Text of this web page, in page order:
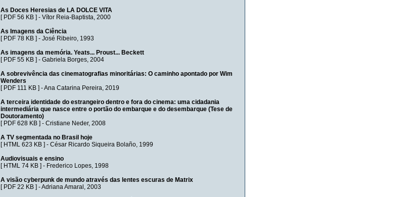
As Doces Heresias de LA DOLCE VITA
[ PDF 56 KB] - Vítor Reia-Baptista, 2000
As Imagens da Ciência
[ PDF 78 KB] - José Ribeiro, 1993
As imagens da memória. Yeats... Proust... Beckett
[ PDF 55 KB] - Gabriela Borges, 2004
A sobrevivência das cinematografias minoritárias: O caminho apontado por Wim
Wenders
[ PDF 111 KB] -Ana Catarina Pereira, 2019
A terceira identidade do estrangeiro dentro e fora do cinema: uma cidadania
intermediária que nasce entre o portão do embarque e do desembarque (Tese de
Doutoramento)
[ PDF 628 KB] - Cristiane Neder, 2008
A TV segmentada no Brasil hoje
[ HTML 623 KB] - César Ricardo Siqueira Bolaño, 1999
Audiovisuais e ensino
[ HTML 74 KB] - Frederico Lopes, 1998
A visão cyberpunk de mundo através das lentes escuras de Matrix
[ PDF 22 KB] -Adriana Amaral , 2003